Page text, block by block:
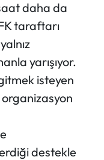
daha da
taraftarı
yarışıyor.
isteyen
destekle